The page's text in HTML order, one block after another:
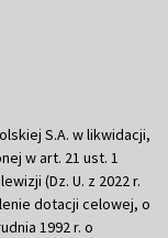
S.A. w likwidacji,
w art. 21 ust. 1
(Dz. U. z 2022 r.
dotacji celowej, o
1992 r. o